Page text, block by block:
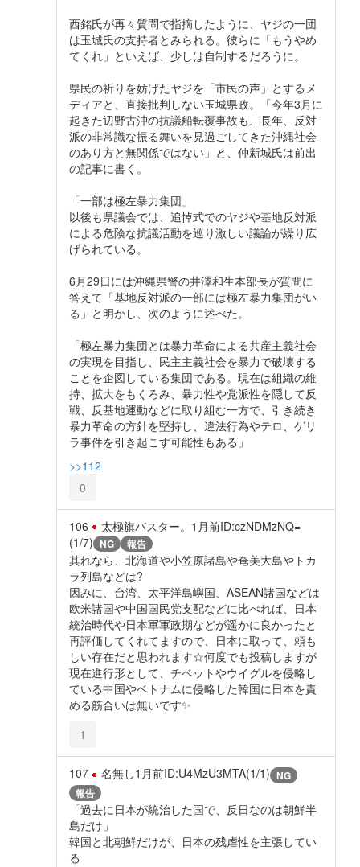
西銘氏が再々質問で指摘したように、ヤジの一団
は玉城氏の支持者とみられる。彼らに「もうやめ
てくれ」といえば、少しは自制するだろうに。
県民の祈りを妨げたヤジを「市民の声」とするメ
ディアと、直接批判しない玉城県政。「今年3月に
起きた辺野古沖の抗議船転覆事故も、長年、反対
派の非常識な振る舞いを見過ごしてきた沖縄社会
のあり方と無関係ではない」と、仲新城氏は前出
の記事に書く。
「一部は極左暴力集団」
以後も県議会では、追悼式でのヤジや基地反対派
による危険な抗議活動を巡り激しい議論が繰り広
げられている。
6月29日には沖縄県警の井澤和生本部長が質問に
答えて「基地反対派の一部には極左暴力集団がい
る」と明かし、次のように述べた。
「極左暴力集団とは暴力革命による共産主義社会
の実現を目指し、民主主義社会を暴力で破壊する
ことを企図している集団である。現在は組織の維
持、拡大をもくろみ、暴力性や党派性を隠して反
戦、反基地運動などに取り組む一方で、引き続き
暴力革命の方針を堅持し、違法行為やテロ、ゲリ
ラ事件を引き起こす可能性もある」
>>112
0
106 太極旗バスター。 1月前ID:czNDMzNQ=
(1/7) NG 報告
其れなら、北海道や小笠原諸島や奄美大島やトカ
ラ列島などは?
因みに、台湾、太平洋島嶼国、ASEAN諸国などは
欧米諸国や中国国民党支配などに比べれば、日本
統治時代や日本軍軍政期などが遥かに良かったと
再評価してくれてますので、日本に取って、頼も
しい存在だと思われます☆何度でも投稿しますが
現在進行形として、チベットやウイグルを侵略し
ている中国やベトナムに侵略した韓国に日本を責
める筋合いは無いです✨️
1
107 名無し1月前ID:U4MzU3MTA(1/1) NG
報告
「過去に日本が統治した国で、反日なのは朝鮮半
島だけ」
韓国と北朝鮮だけが、日本の残虐性を主張してい
る